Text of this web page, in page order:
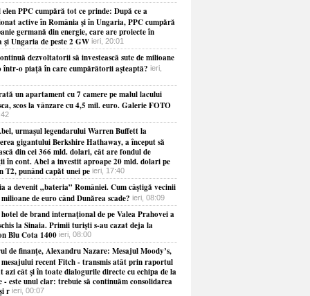
PPC cumpără tot ce prinde: După ce a
active în România şi în Ungaria, PPC cumpără
germană din energie, care are proiecte în
şi Ungaria de peste 2 GW ieri, 20:01
dezvoltatorii să investească sute de milioane
într-o piaţă în care cumpărătorii aşteaptă? ieri,
un apartament cu 7 camere pe malul lacului
scos la vânzare cu 4,5 mil. euro. Galerie FOTO
urmaşul legendarului Warren Buffett la
gigantului Berkshire Hathaway, a început să
din cei 366 mld. dolari, cât are fondul de
în cont. Abel a investit aproape 20 mld. dolari pe
T2, punând capăt unei pe ieri, 17:40
a devenit „bateria” României. Cum câştigă vecinii
milioane de euro când Dunărea scade? ieri, 08:09
de brand internaţional de pe Valea Prahovei a
la Sinaia. Primii turişti s-au cazat deja la
Blu Cota 1400 ieri, 08:00
de finanţe, Alexandru Nazare: Mesajul Moody’s,
recent Fitch - transmis atât prin raportul
azi cât şi în toate dialogurile directe cu echipa de la
- este unul clar: trebuie să continuăm consolidarea
r ieri, 00:07